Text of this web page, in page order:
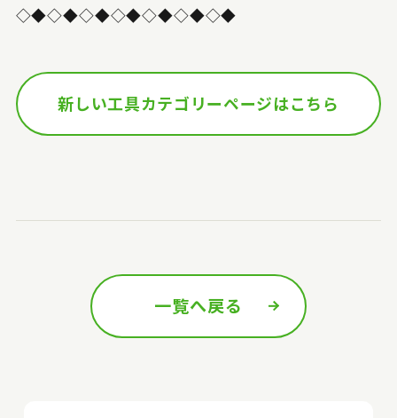
◇◆◇◆◇◆◇◆◇◆◇◆◇◆
新しい工具カテゴリーページはこちら
一覧へ戻る